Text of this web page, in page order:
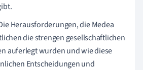
Herausforderungen, die Medea
die strengen gesellschaftlichen
auferlegt wurden und wie diese
Entscheidungen und